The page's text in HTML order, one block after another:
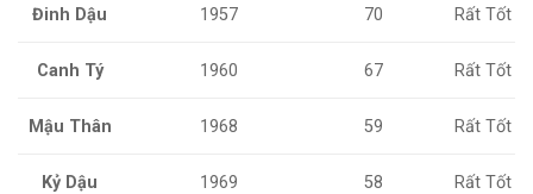
Đinh Dậu 1957 70 Rất Tốt
Canh Tý 1960 67 Rất Tốt
Mậu Thân 1968 59 Rất Tốt
Kỷ Dậu 1969 58 Rất Tốt